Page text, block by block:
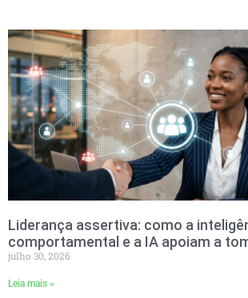
Liderança assertiva: como a
comportamental e a IA apoiam a
julho 30, 2026
Leia mais »